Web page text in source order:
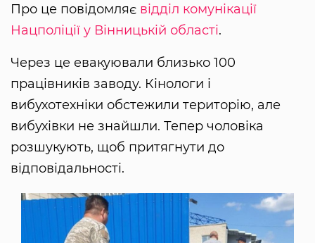
Про це повідомляє відділ комунікації
Нацполіції у Вінницькій області.
Через це евакуювали близько 100
працівників заводу. Кінологи і
вибухотехніки обстежили територію, але
вибухівки не знайшли. Тепер чоловіка
розшукують, щоб притягнути до
відповідальності.